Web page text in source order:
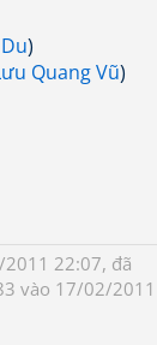
)
Quang Vũ)
22:07, đã
vào 17/02/2011